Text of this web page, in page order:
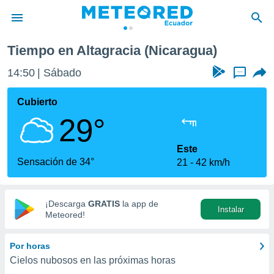
de
ha
que se
calidad.
a este
las
y
digital
basada
Tiempo en Altagracia (Nicaragua)
14:50 Sábado ...
Cubierto
29°
Sensación de 34°
Este
21
42 km/h
¡Descarga GRATIS la app de
Meteored!
Instalar
Por horas
Cielos nubosos en las próximas horas